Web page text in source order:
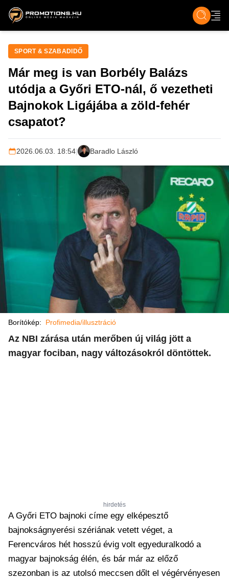
ZENE, FILM & KULT ÉLET TECH &
SPORT & SZABADIDŐ
Már meg is van Borbély Balázs
utódja a Győri ETO-nál, ő vezetheti
Bajnokok Ligájába a zöld-fehér
csapatot?
2026.06.03. 18:54| Baradlo László
Borítókép: Profimedia/illusztráció
Az NBI zárása után merőben új világ jött a
magyar fociban, nagy változásokról döntöttek.
hirdetés
A Győri ETO bajnoki címe egy elképesztő
bajnokságnyerési szériának vetett véget, a
Ferencváros hét hosszú évig volt egyeduralkodó a
magyar bajnokság élén, és bár már az előző
szezonban is az utolsó meccsen dőlt el végérvényesen